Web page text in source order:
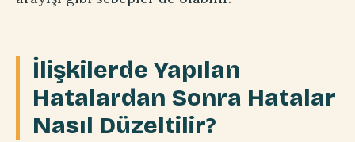
İlişkilerde Yapılan
Hatalardan Sonra Hatalar
Nasıl Düzeltilir?